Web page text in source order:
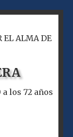
EL ALMA DE
los 72 años